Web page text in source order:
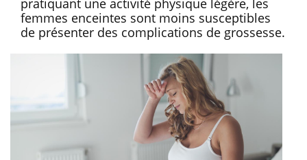
pratiquant une activité physique légère, les
femmes enceintes sont moins susceptibles
de présenter des complications de grossesse.